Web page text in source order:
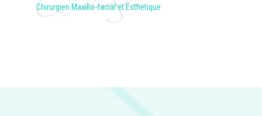
Chirurgien Maxillo-facial et Esthétique